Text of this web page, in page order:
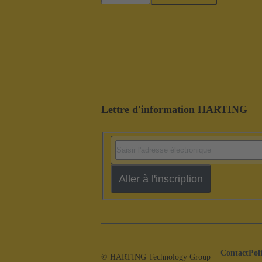
Lettre d'information HARTING
Aller à l'inscription
© HARTING Technology Group Contact